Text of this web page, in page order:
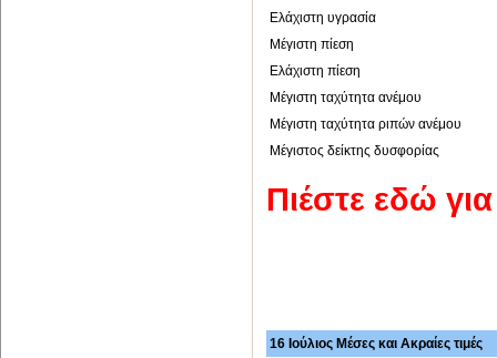
Ελάχιστη υγρασία
Μέγιστη πίεση
Ελάχιστη πίεση
Μέγιστη ταχύτητα ανέμου
Μέγιστη ταχύτητα ριπών ανέμου
Μέγιστος δείκτης δυσφορίας
Πιέστε εδώ
16 Ιούλιος Μέσες και Ακραίες τιμές